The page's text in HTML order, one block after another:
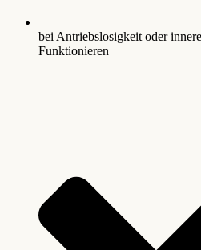
bei Antriebslosigkeit oder
Funktionieren